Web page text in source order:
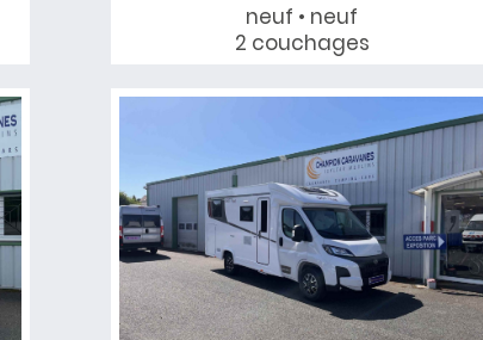
neuf • neuf
2 couchages